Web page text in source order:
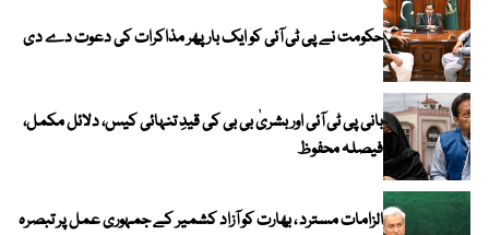
حکومت نے پی ٹی آئی کو ایک بارپھر مذاکرات کی دعوت دے دی
بانی پی ٹی آئی اور بشریٰ بی بی کی قیدِ تنہائی کیس، دلائل مکمل،
فیصلہ محفوظ
الزامات مسترد ، بھارت کو آزاد کشمیر کے جمہوری عمل پر تبصرہ